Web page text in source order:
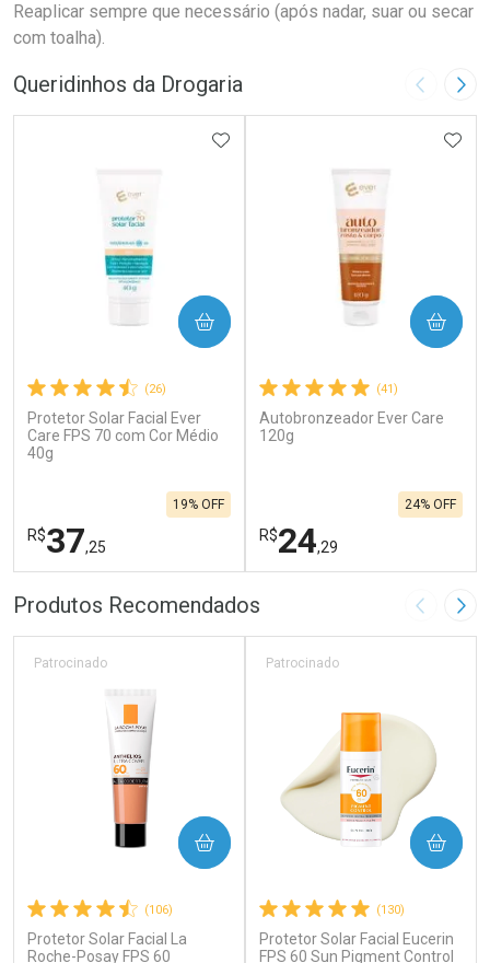
Reaplicar sempre que necessário (após nadar, suar ou secar
com toalha).
Queridinhos da Drogaria Imagem
(26)
Protetor Solar Facial Ever
Care FPS 70 com Cor Médio
40g
R$37,25
19% OFF
ADICIONAR AOS FAVORITOS
COMPRAR
FECHAR
Laboratório
Ativar Desconto
FECHAR
Por Menos
(41)
Autobronzeador Ever Care
120g
R$24,29
24% OFF
COMPRAR
Laboratório
Ativar Desconto
Por Menos
Produtos Recomendados Imagem
(106)
Protetor Solar Facial La
Roche-Posay FPS 60
Patrocinado
COMPRAR
(130)
Protetor Solar Facial Eucerin
FPS 60 Sun Pigment Control
Patrocinado
COMPRAR